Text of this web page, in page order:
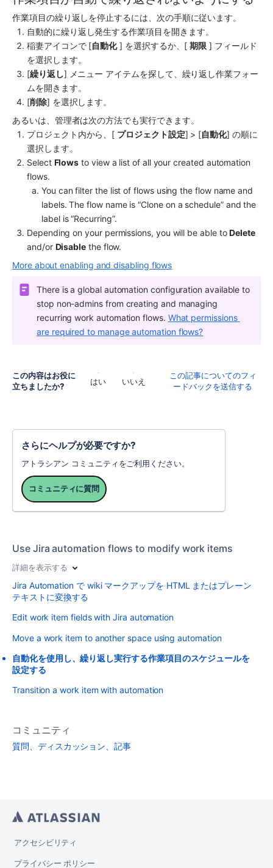
作業項目の繰り返しを停止するには、次の手順に従います。
自動的に繰り返し発生する作業項目を開きます。
稲妻アイコンで [自動化 ] を選択するか、[ 期限 ] フィールド
を選択します。
[繰り返し] メニュー アイテムを探して、繰り返し作業フォー
ムを開きます。
[削除] を選択します。
あるいは、管理者は次の方法でも実行できます。
プロジェクト内から、[ プロジェクト設定] > [自動化] の順に
選択します。
Select Flows to view a list of all your created automation
flows.
You can filter the list of flows using the flow name and
labels. The flow name is “Clone on a schedule” and the
label is “Recurring”.
Depending on your permissions, you will be able to Delete
and/or Disable the flow.
More about enabling and disabling flows
There is a global automation configuration available to
stop non-admins from creating and managing
recurring work automation flows. What permissions
are required to manage automation flows?
この内容はお役に
立ちましたか?
はい いいえ
この記事についてのフィ
ードバックを送信する
さらにヘルプが必要ですか?
アトラシアン コミュニティをご利用ください。
コミュニティに質問
Use Jira automation flows to modify work items
詳細を表示する
Jira Automation で wiki マークアップを HTML またはプレーン
テキストに変換する
Edit work item fields with Jira automation
Move a work item to another space using automation
自動化を使用し、繰り返し実行する作業項目のスケジュールを
設定する
Transition a work item with automation
コミュニティ
質問、ディスカッション、記事
アクセシビリティ
プライバシー ポリシー